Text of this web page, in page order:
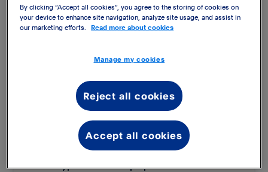
PayPal Reader Dock
exkl. moms
Låser Paypal Kortläsare på plats och laddar via
By clicking “Accept all cookies”, you agree to the storing of cookies on
your device to enhance site navigation, analyze site usage, and assist in
our marketing efforts.
Read more about cookies
Manage my cookies
Reject all cookies
Accept all cookies